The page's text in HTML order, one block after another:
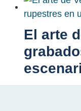
El arte